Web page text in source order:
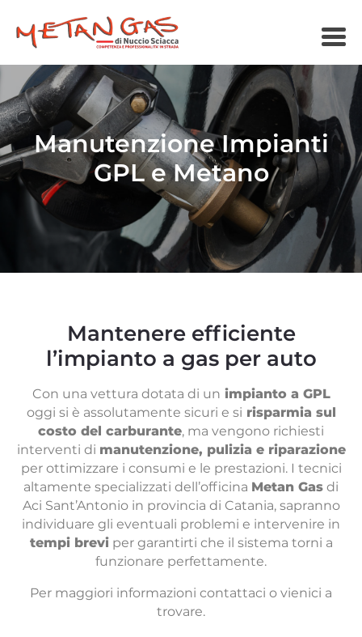
Manutenzione Impianti
GPL e Metano
Mantenere efficiente
l’impianto a gas per auto
Con una vettura dotata di un impianto a GPL
oggi si è assolutamente sicuri e si risparmia sul
costo del carburante, ma vengono richiesti
interventi di manutenzione, pulizia e riparazione
per ottimizzare i consumi e le prestazioni. I tecnici
altamente specializzati dell’officina Metan Gas di
Aci Sant’Antonio in provincia di Catania, sapranno
individuare gli eventuali problemi e intervenire in
tempi breviper garantirti che il sistema torni a
funzionare perfettamente.
Per maggiori informazioni contattaci o vienici a
trovare.